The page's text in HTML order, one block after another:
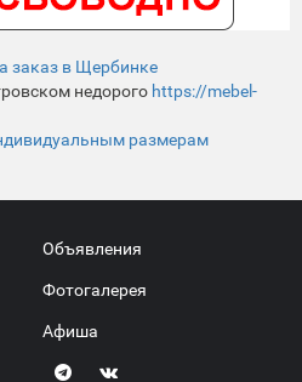
заказ в Щербинке
недорого https://mebel-
размерам
Объявления
Фотогалерея
Афиша